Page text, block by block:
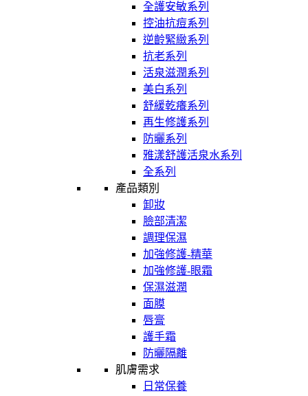
全護安敏系列
控油抗痘系列
逆齡緊緻系列
抗老系列
活泉滋潤系列
美白系列
舒緩乾癢系列
再生修護系列
防曬系列
雅漾舒護活泉水系列
全系列
產品類別
卸妝
臉部清潔
調理保濕
加強修護-精華
加強修護-眼霜
保濕滋潤
面膜
唇膏
護手霜
防曬隔離
肌膚需求
日常保養